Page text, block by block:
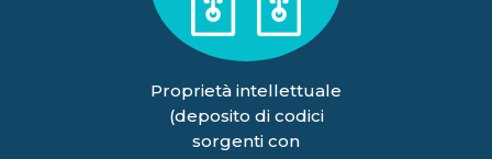
Proprietà intellettuale
(deposito di codici
sorgenti con